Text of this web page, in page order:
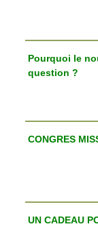
Pourquoi le
question ?
CONGRES
UN CADEAU